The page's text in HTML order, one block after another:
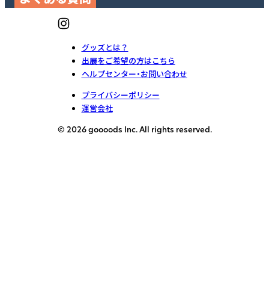
グッズとは？
出展をご希望の方はこちら
ヘルプセンター・お問い合わせ
プライバシーポリシー
運営会社
© 2026 goooods Inc. All rights reserved.